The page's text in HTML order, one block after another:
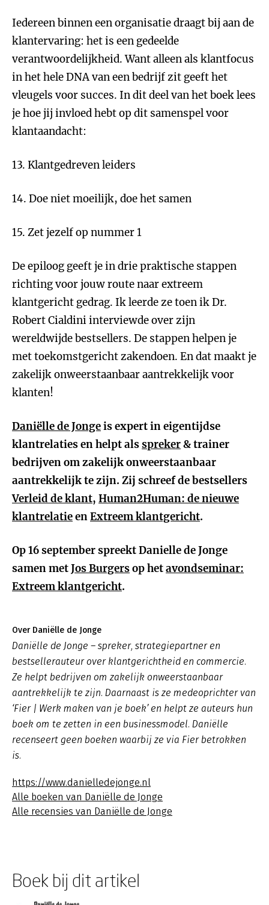
Iedereen binnen een organisatie draagt bij aan de
klantervaring: het is een gedeelde
verantwoordelijkheid. Want alleen als klantfocus
in het hele DNA van een bedrijf zit geeft het
vleugels voor succes. In dit deel van het boek lees
je hoe jij invloed hebt op dit samenspel voor
klantaandacht:
13. Klantgedreven leiders
14. Doe niet moeilijk, doe het samen
15. Zet jezelf op nummer 1
De epiloog geeft je in drie praktische stappen
richting voor jouw route naar extreem
klantgericht gedrag. Ik leerde ze toen ik Dr.
Robert Cialdini interviewde over zijn
wereldwijde bestsellers. De stappen helpen je
met toekomstgericht zakendoen. En dat maakt je
zakelijk onweerstaanbaar aantrekkelijk voor
klanten!
Daniëlle de Jongeis expert in eigentijdse
klantrelaties en helpt alsspreker& trainer
bedrijven om zakelijk onweerstaanbaar
aantrekkelijk te zijn. Zij schreef de bestsellers
Verleid de klant, Human2Human: de nieuwe
klantrelatieenExtreem klantgericht.
Op 16 september spreekt Danielle de Jonge
samen metJos Burgersop hetavondseminar:
Extreem klantgericht.
Over Daniëlle de Jonge
Daniëlle de Jonge – spreker, strategiepartner en
bestsellerauteur over klantgerichtheid en commercie.
Ze helpt bedrijven om zakelijk onweerstaanbaar
aantrekkelijk te zijn. Daarnaast is ze medeoprichter van
‘Fier | Werk maken van je boek’ en helpt ze auteurs hun
boek om te zetten in een businessmodel. Daniëlle
recenseert geen boeken waarbij ze via Fier betrokken
is.
https://www.danielledejonge.nl
Alle boeken van Daniëlle de Jonge
Alle recensies van Daniëlle de Jonge
Boek bij dit artikel